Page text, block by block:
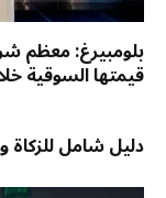
بلومبيرغ: معظم
قيمتها السوقية
دليل شامل